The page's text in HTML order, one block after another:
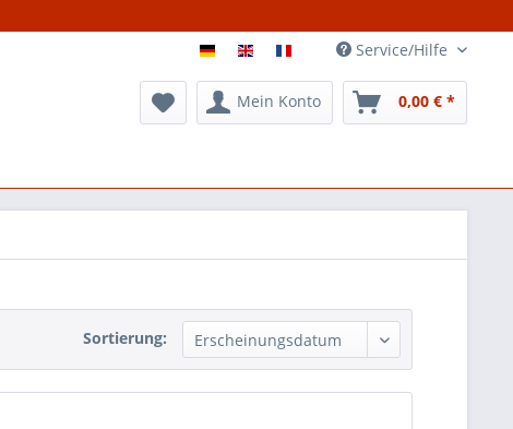
Service/Hilfe
Mein Konto 0,00 € *
Sortierung: